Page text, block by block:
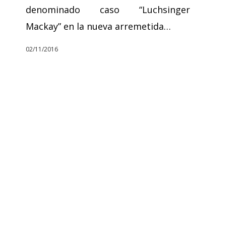
denominado caso “Luchsinger
Mackay” en la nueva arremetida…
02/11/2016